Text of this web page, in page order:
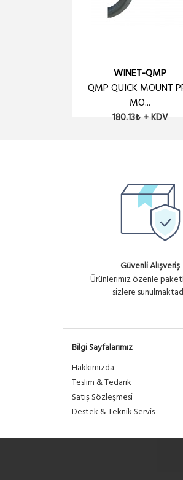
WINET-QMP
QMP QUICK MOUNT
MO...
180.13₺ + KDV
Güvenli Alışveriş
Ürünlerimiz özenle
sizlere
Bilgi Sayfalarımız
Hakkımızda
Teslim & Tedarik
Satış Sözleşmesi
Destek & Teknik Servis